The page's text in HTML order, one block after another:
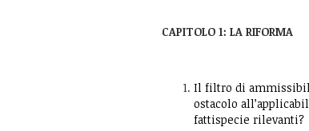
CAPITOLO 1: LA RIFORMA
Il filtro di
ostacolo
fattispecie rilevanti?